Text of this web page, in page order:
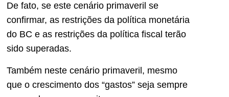
De fato, se este cenário primaveril se
confirmar, as restrições da política monetária
do BC e as restrições da política fiscal terão
sido superadas.
Também neste cenário primaveril, mesmo
que o crescimento dos “gastos” seja sempre